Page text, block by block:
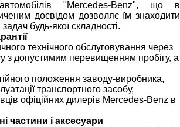
"Mercedes-Benz", що в
досвідом дозволяє їм знаходити
будь-якої складності.
технічного обслуговування через
з допустимим перевищенням пробігу, а
положення заводу-виробника,
транспортного засобу,
офіційних дилерів Mercedes-Benz в
частини і аксесуари